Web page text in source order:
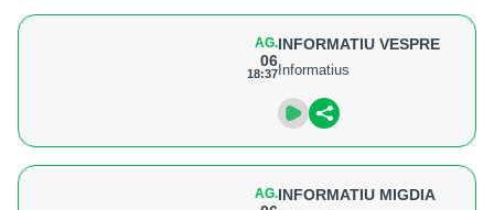
AG.
06
18:37
INFORMATIU VESPRE
Informatius
AG.INFORMATIU MIGDIA